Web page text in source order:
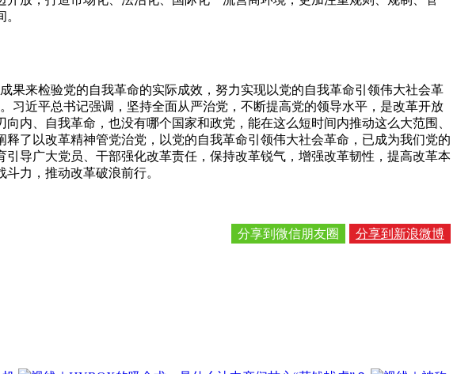
来检验党的自我革命的实际成效，努力实现以党的自我革命引领伟大社会革
习近平总书记强调，坚持全面从严治党，不断提高党的领导水平，是改革开放
内、自我革命，也没有哪个国家和政党，能在这么短时间内推动这么大范围、
了以改革精神管党治党，以党的自我革命引领伟大社会革命，已成为我们党的
导广大党员、干部强化改革责任，保持改革锐气，增强改革韧性，提高改革本
力，推动改革破浪前行。
分享到新浪微博
分享到微信朋友圈